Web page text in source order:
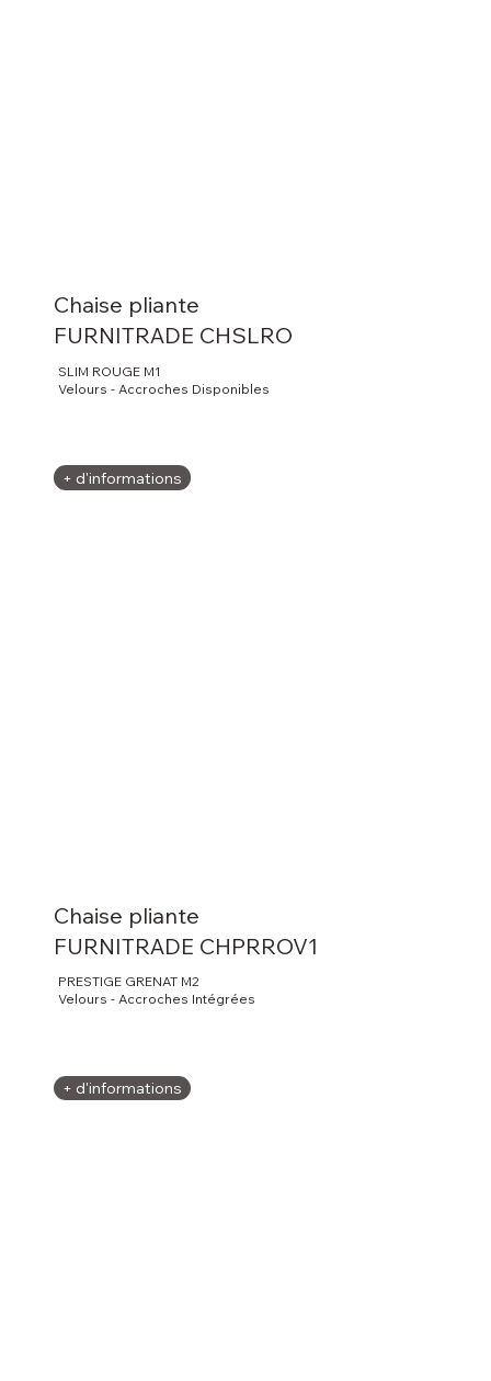
Chaise pliante
FURNITRADE CHSLRO
SLIM ROUGE M1
Velours - Accroches Disponibles
+ d'informations
Chaise pliante
FURNITRADE CHPRROV1
PRESTIGE GRENAT M2
Velours - Accroches Intégrées
+ d'informations